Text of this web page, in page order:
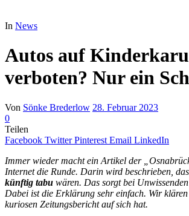
In News
Autos auf
verboten? Nur ein
Von Sönke Brederlow 28. Februar 2023
0
Teilen
Facebook Twitter Pinterest Email LinkedIn
Immer wieder macht ein Artikel der
Internet die Runde. Darin wird beschrieben,
künftig tabu wären. Das sorgt bei
Dabei ist die Erklärung sehr einfach. Wir
kuriosen Zeitungsbericht auf sich hat.